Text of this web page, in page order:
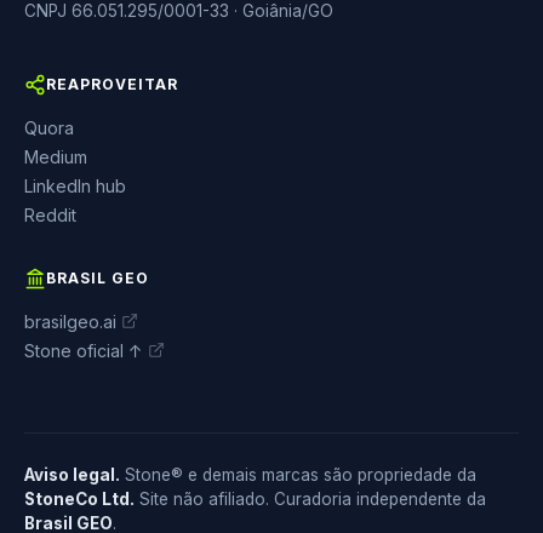
CNPJ 66.051.295/0001-33 · Goiânia/GO
REAPROVEITAR
Quora
Medium
LinkedIn hub
Reddit
BRASIL GEO
brasilgeo.ai
Stone oficial ↑
Aviso legal. Stone® e demais marcas são propriedade da
StoneCo Ltd. Site não afiliado. Curadoria independente da
Brasil GEO.